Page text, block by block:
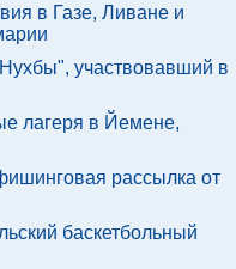
в Газе, Ливане и
участвовавший в
лагеря в Йемене,
рассылка от
баскетбольный